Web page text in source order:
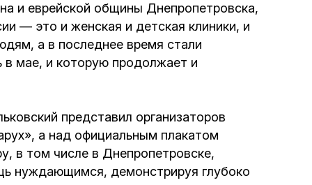
Социальные программы для женщин
фонда «Хана»
Экстренный гуманитарный фонд спасения
Помощь и поддержка рожениц и
беременных женщин и их семей «Шифра и
Пупа»
и еврейской общины Днепропетровска,
— это и женская и детская клиники, и
а в последнее время стали
в мае, и которую продолжает и
представил организаторов
а над официальным плакатом
в том числе в Днепропетровске,
нуждающимся, демонстрируя глубоко